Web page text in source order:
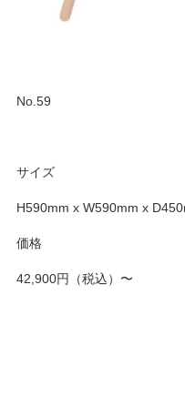
No.59
サイズ
H590mm x W590mm x
価格
42,900円（税込）〜